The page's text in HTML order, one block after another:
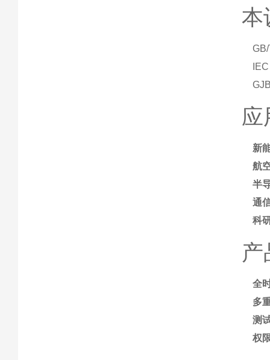
本
应
新
航
半
通
科
产
全
多
测
权